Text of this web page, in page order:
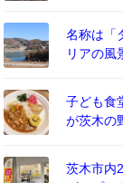
名称は「
リアの風
子ども食
が茨木の
茨木市内